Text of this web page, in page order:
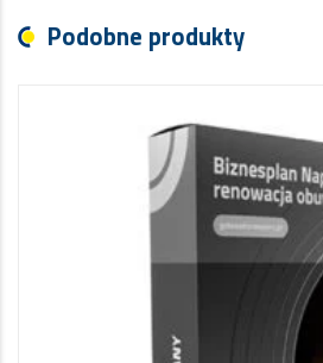
Podobne produkty